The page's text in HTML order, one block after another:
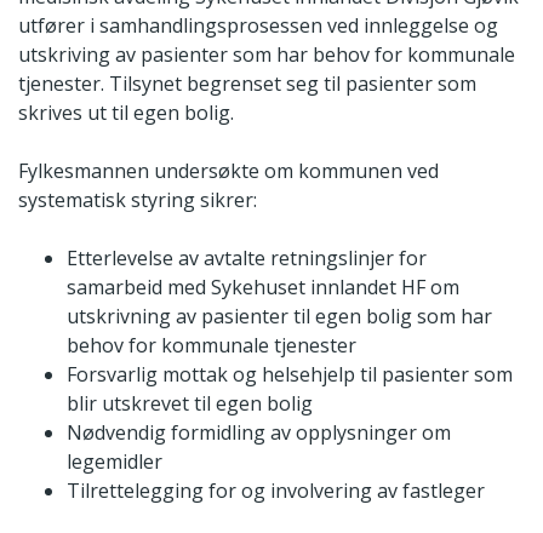
utfører i samhandlingsprosessen ved innleggelse og
utskriving av pasienter som har behov for kommunale
tjenester. Tilsynet begrenset seg til pasienter som
skrives ut til egen bolig.
Fylkesmannen undersøkte om kommunen ved
systematisk styring sikrer:
Etterlevelse av avtalte retningslinjer for
samarbeid med Sykehuset innlandet HF om
utskrivning av pasienter til egen bolig som har
behov for kommunale tjenester
Forsvarlig mottak og helsehjelp til pasienter som
blir utskrevet til egen bolig
Nødvendig formidling av opplysninger om
legemidler
Tilrettelegging for og involvering av fastleger